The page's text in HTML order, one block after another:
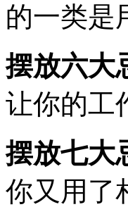
的一类是
摆放六大
让你的工
摆放七大
你又用了